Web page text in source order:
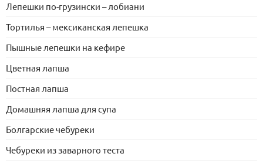
Лепешки по-грузински – лобиани
Тортилья – мексиканская лепешка
Пышные лепешки на кефире
Цветная лапша
Постная лапша
Домашняя лапша для супа
Болгарские чебуреки
Чебуреки из заварного теста